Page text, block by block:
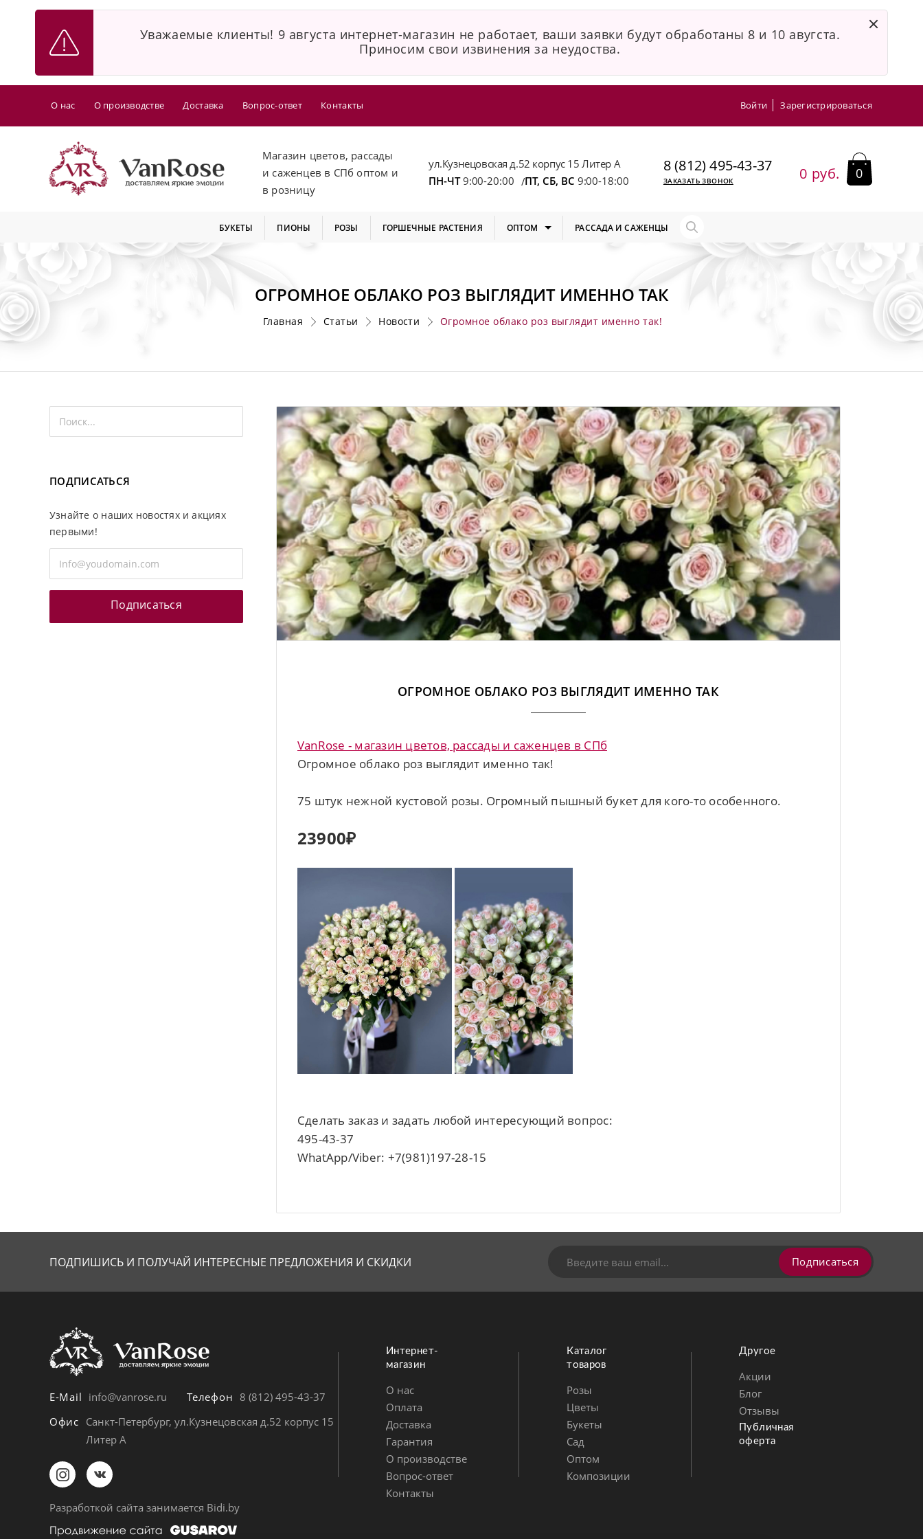
Уважаемые клиенты! 9 августа интернет-магазин не работает, ваши заявки будут обработаны 8 и 10 авугста.
Приносим свои извинения за неудоства.
О нас О производстве Доставка Вопрос-ответ Контакты Войти Зарегистрироваться
Магазин цветов, рассады
и саженцев в СПб оптом и
в розницу
ул.Кузнецовская д.52 корпус 15 Литер А
ПН-ЧТ9:00-20:00 /ПТ, СБ, ВС 9:00-18:00
8 (812) 495-43-37
ЗАКАЗАТЬ ЗВОНОК 0 руб. 0
БУКЕТЫ ПИОНЫ РОЗЫ ГОРШЕЧНЫЕ РАСТЕНИЯ ОПТОМ РАССАДА И САЖЕНЦЫ
ОГРОМНОЕ ОБЛАКО РОЗ ВЫГЛЯДИТ ИМЕННО ТАК
Главная Статьи Новости Огромное облако роз выглядит именно так!
ПОДПИСАТЬСЯ
Узнайте о наших новостях и акциях
первыми!
Подписаться
ОГРОМНОЕ ОБЛАКО РОЗ ВЫГЛЯДИТ ИМЕННО ТАК
VanRose - магазин цветов, рассады и саженцев в СПб
Огромное облако роз выглядит именно так!
75 штук нежной кустовой розы. Огромный пышный букет для кого-то особенного.
23900₽
Сделать заказ и задать любой интересующий вопрос:
495-43-37
WhatApp/Viber: +7(981)197-28-15
ПОДПИШИСЬ И ПОЛУЧАЙ ИНТЕРЕСНЫЕ ПРЕДЛОЖЕНИЯ И СКИДКИ Подписаться
E-Mail info@vanrose.ru Телефон 8 (812) 495-43-37
Офис Санкт-Петербург, ул.Кузнецовская д.52 корпус 15
Литер А
Разработкой сайта занимается Bidi.by
Интернет-
магазин
О нас
Оплата
Доставка
Гарантия
О производстве
Вопрос-ответ
Контакты
Каталог
товаров
Розы
Цветы
Букеты
Сад
Оптом
Композиции
Другое
Акции
Блог
Отзывы
Публичная
оферта
Позвонить MAX